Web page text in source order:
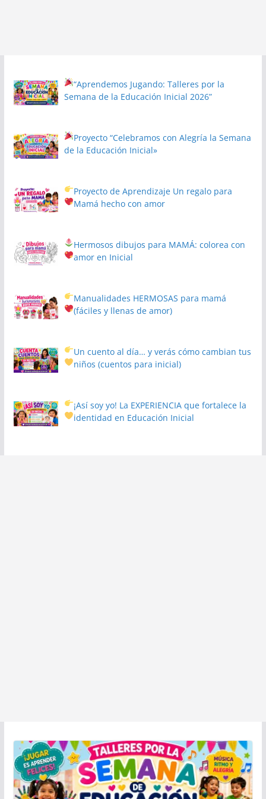
“Aprendemos Jugando: Talleres por la
Semana de la Educación Inicial 2026”
Proyecto“Celebramos con Alegría la Semana
de la Educación Inicial»
Proyecto de Aprendizaje Un regalo para
Mamá hecho con amor
Hermosos dibujos para MAMÁ: colorea con
amor en Inicial
Manualidades HERMOSAS para mamá
(fáciles y llenas de amor)
Un cuento al día… y verás cómo cambian tus
niños(cuentos para inicial)
¡Así soy yo! La EXPERIENCIA que fortalece la
identidad en Educación Inicial